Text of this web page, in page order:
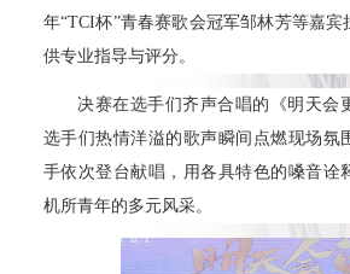
年“TCI杯”青春赛歌会冠军邹林芳等嘉宾
供专业指导与评分。
决赛在选手们齐声合唱的《明天会
选手们热情洋溢的歌声瞬间点燃现场氛
手依次登台献唱，用各具特色的嗓音诠
机所青年的多元风采。